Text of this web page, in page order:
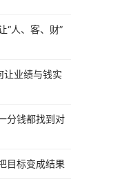
人、客、财”
业绩与钱实
分钱都找到对
目标变成结果